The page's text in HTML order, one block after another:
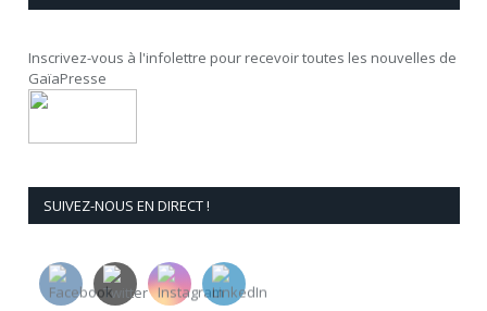
Inscrivez-vous à l'infolettre pour recevoir toutes les nouvelles de
GaïaPresse
SUIVEZ-NOUS EN DIRECT !